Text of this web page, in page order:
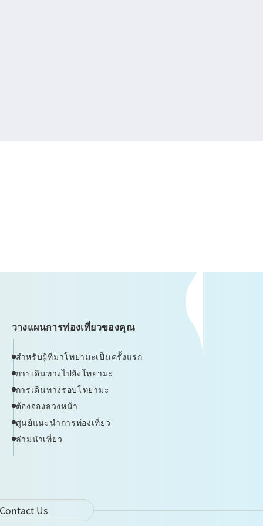
วางแผนการท่องเที่ยวของคุณ
สำหรับผู้ที่มาโทยามะเป็นครั้งแรก
การเดินทางไปยังโทยามะ
การเดินทางรอบโทยามะ
ต้องจองล่วงหน้า
ศูนย์แนะนำการท่องเที่ยว
ล่ามนำเที่ยว
Contact Us